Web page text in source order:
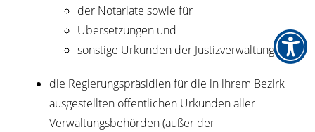
der Notariate sowie für
Übersetzungen und
sonstige Urkunden der Justizverwaltung
die Regierungspräsidien für die in ihrem Bezirk
ausgestellten öffentlichen Urkunden aller
Verwaltungsbehörden (außer der